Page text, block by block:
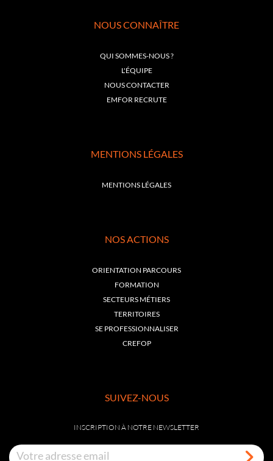
NOUS CONNAÎTRE
QUI SOMMES-NOUS ?
L'ÉQUIPE
NOUS CONTACTER
EMFOR RECRUTE
MENTIONS LÉGALES
MENTIONS LÉGALES
NOS ACTIONS
ORIENTATION PARCOURS
FORMATION
SECTEURS MÉTIERS
TERRITOIRES
SE PROFESSIONNALISER
CREFOP
SUIVEZ-NOUS
INSCRIPTION À NOTRE NEWSLETTER